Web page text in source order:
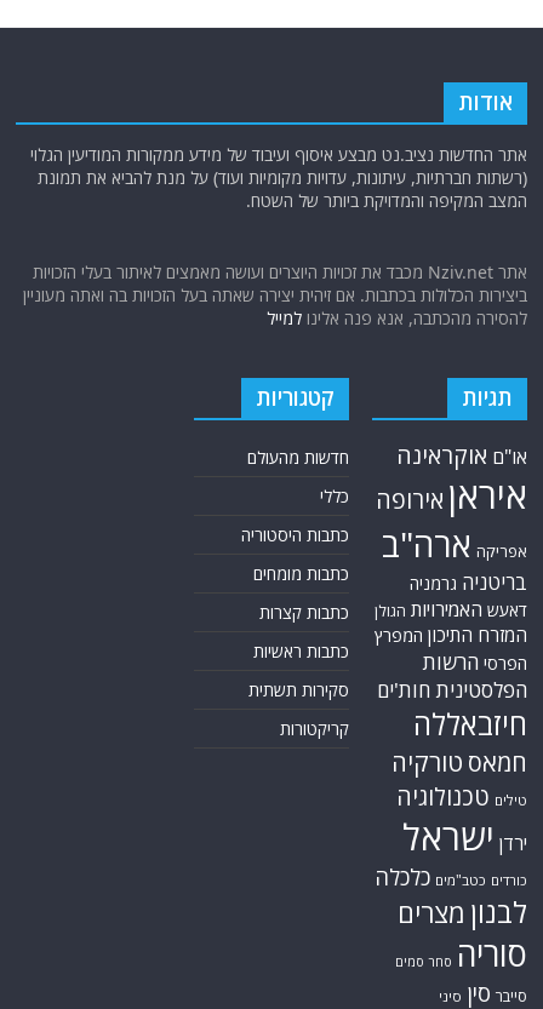
אודות
אתר החדשות נציב.נט מבצע איסוף ועיבוד של מידע ממקורות המודיעין הגלוי
(רשתות חברתיות, עיתונות, עדויות מקומיות ועוד) על מנת להביא את תמונת
המצב המקיפה והמדויקת ביותר של השטח.
אתר Nziv.net מכבד את זכויות היוצרים ועושה מאמצים לאיתור בעלי הזכויות
ביצירות הכלולות בכתבות. אם זיהית יצירה שאתה בעל הזכויות בה ואתה מעוניין
להסירה מהכתבה, אנא פנה אלינולמייל
תגיות
או"ם אוקראינה
איראן אירופה
אפריקה ארה"ב
בריטניה גרמניה
דאעש האמירויות הגולן
המזרח התיכון המפרץ
הפרסי הרשות
הפלסטינית חות'ים
חיזבאללה
חמאס טורקיה
טילים טכנולוגיה
ירדן ישראל
כורדים כטב"מים כלכלה
לבנון מצרים
סוריה סחר סמים
סייבר סין סיני
קטגוריות
חדשות מהעולם
כללי
כתבות היסטוריה
כתבות מומחים
כתבות קצרות
כתבות ראשיות
סקירות תשתית
קריקטורות